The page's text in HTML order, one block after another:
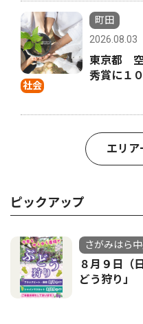
社会
町田
2026.08.03
東京都
秀賞に１
エリア
ピックアップ
さがみはら
８月９日（
どう狩り」